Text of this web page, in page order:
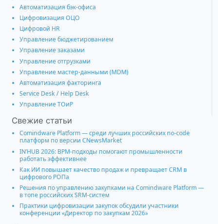
Автоматизация бэк-офиса
Цифровизация ОЦО
Цифровой HR
Управление бюджетированием
Управление заказами
Управление отгрузками
Управление мастер-данными (MDM)
Автоматизация факторинга
Service Desk / Help Desk
Управление ТОиР
Свежие статьи
Comindware Platform — среди лучших российских no-code
платформ по версии CNewsMarket
IN’HUB 2026: BPM-подходы помогают промышленности
работать эффективнее
Как ИИ повышает качество продаж и превращает CRM в
цифрового РОПа
Решения по управлению закупками на Comindware Platform —
в топе российских SRM-систем
Практики цифровизации закупок обсудили участники
конференции «Директор по закупкам 2026»